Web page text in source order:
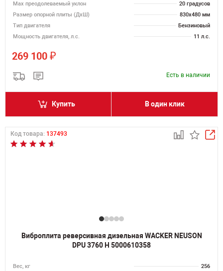
Max преодолеваемый уклон
20 градусов
Размер опорной плиты (ДхШ)
830х480 мм
Тип двигателя
Бензиновый
Мощность двигателя, л.с.
11 л.с.
269 100 ₽
Есть в наличии
Купить В один клик
Код товара: 137493
Виброплита реверсивная дизельная WACKER NEUSON
DPU 3760 H 5000610358
Вес, кг 256